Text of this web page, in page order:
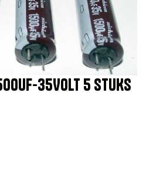
35VOLT 5 STUKS